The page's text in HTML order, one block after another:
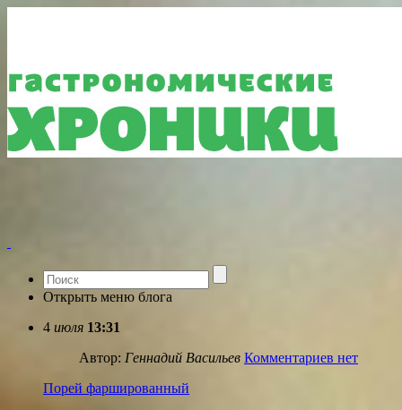
Открыть меню блога
4 июля 13:31
Автор: Геннадий Васильев Комментариев нет
Порей фаршированный